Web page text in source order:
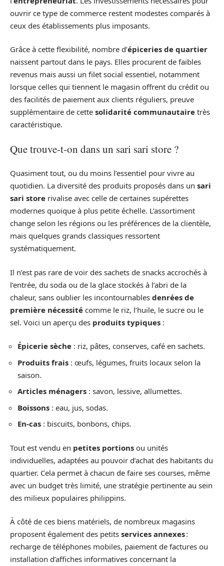
ouvrir ce type de commerce restent modestes comparés à
ceux des établissements plus imposants.
Grâce à cette flexibilité, nombre d’épiceries de quartier
naissent partout dans le pays. Elles procurent de faibles
revenus mais aussi un filet social essentiel, notamment
lorsque celles qui tiennent le magasin offrent du crédit ou
des facilités de paiement aux clients réguliers, preuve
supplémentaire de cette solidarité communautaire très
caractéristique.
Que trouve-t-on dans un sari sari store ?
Quasiment tout, ou du moins l’essentiel pour vivre au
quotidien. La diversité des produits proposés dans un sari
sari store rivalise avec celle de certaines supérettes
modernes quoique à plus petite échelle. L’assortiment
change selon les régions ou les préférences de la clientèle,
mais quelques grands classiques ressortent
systématiquement.
Il n’est pas rare de voir des sachets de snacks accrochés à
l’entrée, du soda ou de la glace stockés à l’abri de la
chaleur, sans oublier les incontournables denrées de
première nécessité comme le riz, l’huile, le sucre ou le
sel. Voici un aperçu des produits typiques :
Épicerie sèche : riz, pâtes, conserves, café en sachets.
Produits frais : œufs, légumes, fruits locaux selon la
saison.
Articles ménagers : savon, lessive, allumettes.
Boissons : eau, jus, sodas.
En-cas : biscuits, bonbons, chips.
Tout est vendu en petites portions ou unités
individuelles, adaptées au pouvoir d’achat des habitants du
quartier. Cela permet à chacun de faire ses courses, même
avec un budget très limité, une stratégie pertinente au sein
des milieux populaires philippins.
À côté de ces biens matériels, de nombreux magasins
proposent également des petits services annexes:
recharge de téléphones mobiles, paiement de factures ou
installation d’affiches informatives concernant la